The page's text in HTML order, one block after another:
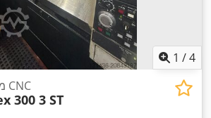
1 /4
מרכז חריטה וכרסום CNC
300 3 ST